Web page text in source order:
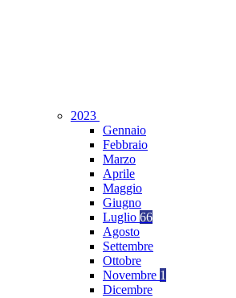
2023
Gennaio
Febbraio
Marzo
Aprile
Maggio
Giugno
Luglio 66
Agosto
Settembre
Ottobre
Novembre 1
Dicembre